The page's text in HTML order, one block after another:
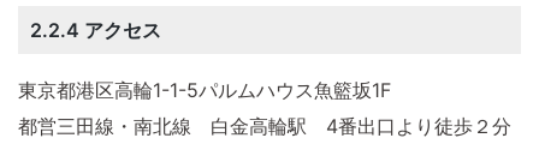
2.2.4 アクセス
東京都港区高輪1-1-5パルムハウス魚籃坂1F
都営三田線・南北線 白金高輪駅 4番出口より徒歩２分